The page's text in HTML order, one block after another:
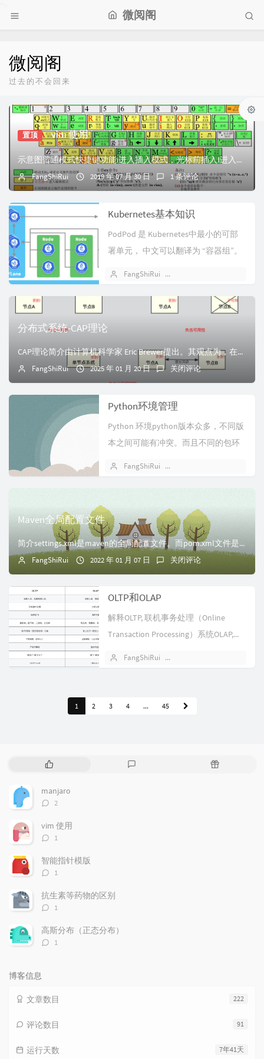
微阅阁
微阅阁
过去的不会回来
置顶 vim 使用
示意图普通模式快捷键功能i进入插入模式，光标前插入I进入插入模式，行首前插入a从当前字符后插入光标A从当前行后插入光标o当前行后插入新一行O当前行前插入新...
FangShiRui 2019 年 07 月 30 日 1 条评论
Kubernetes基本知识
PodPod 是 Kubernetes中最小的可部
署单元， 中文可以翻译为 “容器组”。
FangShiRui
分布式系统-CAP理论
CAP理论简介由计算机科学家 Eric Brewer提出。其观点为，在分布式计算机系统中不可能同时保证以下三个功能。一致性（Consistency）: 同...
FangShiRui 2025 年 01 月 20 日 关闭评论
Python环境管理
Python 环境python版本众多，不同版
本之间可能有冲突。而且不同的包环
FangShiRui
Maven全局配置文件
简介settings.xml是maven的全局配置文件。而pom.xml文件是所在项目的局部配置。它包含类似本地仓储位置、修改远程仓储服务器、认证信息等配...
FangShiRui 2022 年 01 月 07 日 关闭评论
OLTP和OLAP
解释OLTP, 联机事务处理（Online
Transaction Processing）系统OLAP,...
FangShiRui
1 2 3 4 ... 45
热
文
章
随
manjaro
评
数：
2
vim 使用
评
数：
1
智能指针模版
评
数：
1
抗生素等药物的区别
评
数：
1
高斯分布（正态分布）
评1
博客信息
222
文章数目
91
评论数目
7年41天
运行天数